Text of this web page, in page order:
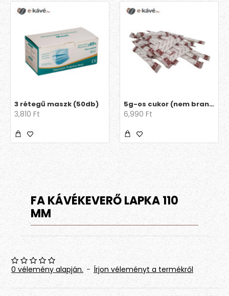
3 rétegű maszk (50db)
3,810 Ft
5g-os cukor (nem brandingelt)
6,990 Ft
FA KÁVÉKEVERŐ LAPKA 110
MM
0 vélemény alapján. - Írjon véleményt a termékről